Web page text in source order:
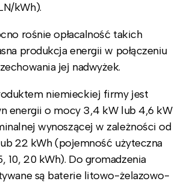
kWh).
rośnie opłacalność takich
produkcja energii w połączeniu
jej nadwyżek.
niemieckiej firmy jest
energii o mocy 3,4 kW lub 4,6 kW
wynoszącej w zależności od
22 kWh (pojemność użyteczna
10, 20 kWh). Do gromadzenia
są baterie litowo-żelazowo-